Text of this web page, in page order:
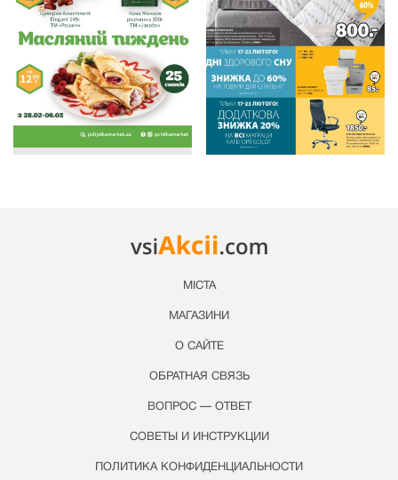
МІСТА
МАГАЗИНИ
О САЙТЕ
ОБРАТНАЯ СВЯЗЬ
ВОПРОС — ОТВЕТ
СОВЕТЫ И ИНСТРУКЦИИ
ПОЛИТИКА КОНФИДЕНЦИАЛЬНОСТИ